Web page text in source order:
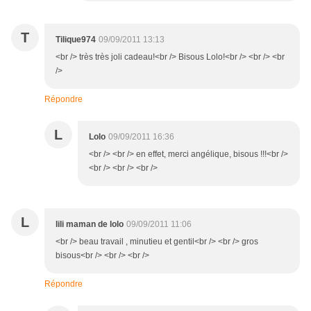
T Tilique974 09/09/2011 13:13
<br /> très très joli cadeau!<br /> Bisous Lolo!<br /> <br /> <br
/>
Répondre
L Lolo 09/09/2011 16:36
<br /> <br /> en effet, merci angélique, bisous !!!<br />
<br /> <br /> <br />
L lili maman de lolo 09/09/2011 11:06
<br /> beau travail , minutieu et gentil<br /> <br /> gros
bisous<br /> <br /> <br />
Répondre